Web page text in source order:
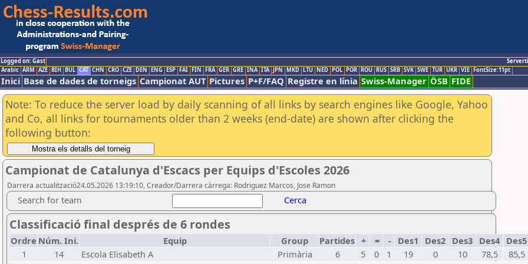
Logged on: Gast
Arabic ARM AZE BIH BUL CAT CHN CRO CZE DEN ENG ESP FAI FIN FRA GER GRE INA ITA JPN MKD LTU NED POL POR ROU RUS SRB SVK SWE TUR UKR VIE FontSize:11pt
Inici Base de dades de torneigs Campionat AUT Pictures P+F/FAQ Registre en línia Swiss-Manager ÖSB FIDE
Note: To reduce the server load by daily scanning of all links by search engines like Google, Yahoo
and Co, all links for tournaments older than 2 weeks (end-date) are shown after clicking the
following button:
Campionat de Catalunya d'Escacs per Equips d'Escoles 2026
Darrera actualització24.05.2026 13:19:10, Creador/Darrera càrrega: Rodriguez Marcos, Jose Ramon
Search for team Cerca
Classificació final després de 6 rondes
Ordre Núm. Ini. Equip Group Partides + = - Des1 Des2 Des3 Des4 Des5
1
14 Escola Elisabeth A Primària 6 5 0 1 19 0 10 78,5
85,5